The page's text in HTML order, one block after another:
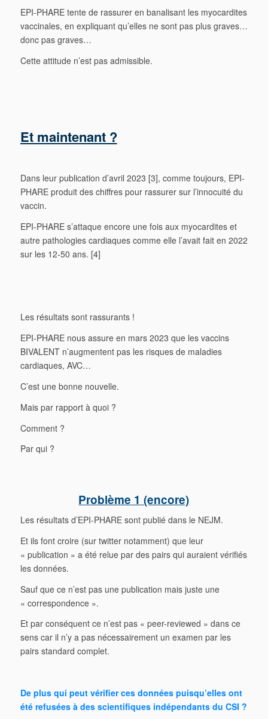
EPI-PHARE tente de rassurer en banalisant les myocardites
vaccinales, en expliquant qu’elles ne sont pas plus graves…
donc pas graves…
Cette attitude n’est pas admissible.
Et maintenant ?
Dans leur publication d’avril 2023 [3], comme toujours, EPI-
PHARE produit des chiffres pour rassurer sur l’innocuité du
vaccin.
EPI-PHARE s’attaque encore une fois aux myocardites et
autre pathologies cardiaques comme elle l’avait fait en 2022
sur les 12-50 ans. [4]
Les résultats sont rassurants !
EPI-PHARE nous assure en mars 2023 que les vaccins
BIVALENT n’augmentent pas les risques de maladies
cardiaques, AVC…
C’est une bonne nouvelle.
Mais par rapport à quoi ?
Comment ?
Par qui ?
Problème 1 (encore)
Les résultats d’EPI-PHARE sont publié dans le NEJM.
Et ils font croire (sur twitter notamment) que leur
« publication » a été relue par des pairs qui auraient vérifiés
les données.
Sauf que ce n’est pas une publication mais juste une
« correspondence ».
Et par conséquent ce n’est pas « peer-reviewed » dans ce
sens car il n’y a pas nécessairement un examen par les
pairs standard complet.
De plus qui peut vérifier ces données puisqu’elles ont
été refusées à des scientifiques indépendants du CSI ?